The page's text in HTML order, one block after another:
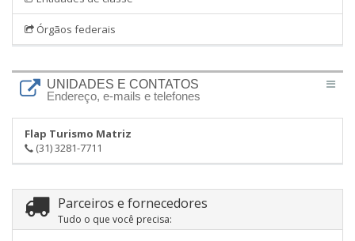
Órgãos federais
UNIDADES E CONTATOS
Endereço, e-mails e telefones
Flap Turismo Matriz
(31) 3281-7711
Parceiros e fornecedores
Tudo o que você precisa: